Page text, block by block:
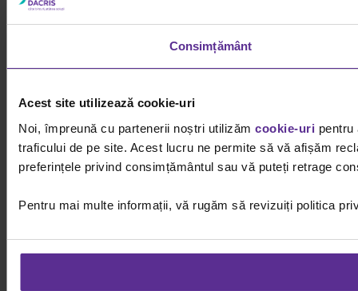
Consimțământ
Acest site utilizează cookie-uri
Noi, împreună cu partenerii noștri utilizăm cookie-uri
traficului de pe site. Acest lucru ne permite să vă afișăm
preferințele privind consimțământul sau vă puteți retrage
Pentru mai multe informații, vă rugăm să revizuiți politica